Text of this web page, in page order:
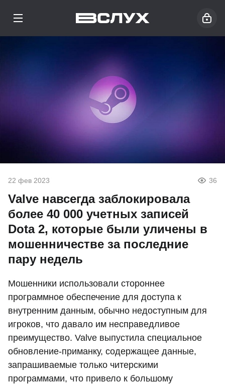
22 фев 2023 36
Valve навсегда заблокировала
более 40 000 учетных записей
Dota 2, которые были уличены в
мошенничестве за последние
пару недель
Мошенники использовали стороннее
программное обеспечение для доступа к
внутренним данным, обычно недоступным для
игроков, что давало им несправедливое
преимущество. Valve выпустила специальное
обновление-приманку, содержащее данные,
запрашиваемые только читерскими
программами, что привело к большому